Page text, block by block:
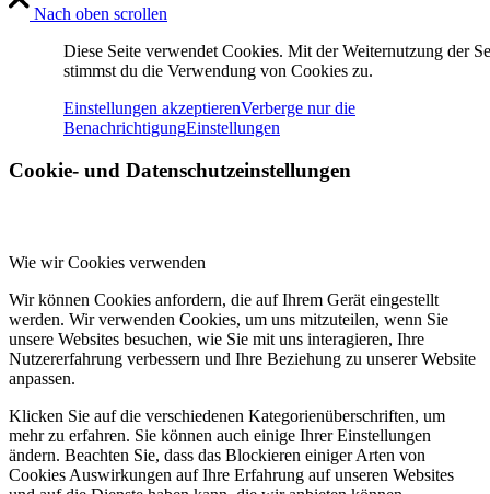
Nach oben scrollen
Diese Seite verwendet Cookies. Mit der Weiternutzung der
stimmst du die Verwendung von Cookies zu.
Einstellungen akzeptierenVerberge nur die
BenachrichtigungEinstellungen
Cookie- und Datenschutzeinstellungen
Wie wir Cookies verwenden
Wir können Cookies anfordern, die auf Ihrem Gerät eingestellt
werden. Wir verwenden Cookies, um uns mitzuteilen, wenn Sie
unsere Websites besuchen, wie Sie mit uns interagieren, Ihre
Nutzererfahrung verbessern und Ihre Beziehung zu unserer Website
anpassen.
Klicken Sie auf die verschiedenen Kategorienüberschriften, um
mehr zu erfahren. Sie können auch einige Ihrer Einstellungen
ändern. Beachten Sie, dass das Blockieren einiger Arten von
Cookies Auswirkungen auf Ihre Erfahrung auf unseren Websites